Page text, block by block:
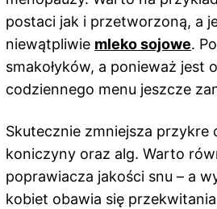
postaci jak i przetworzoną, a
niewątpliwie mleko sojowe.
smakołyków, a ponieważ
codziennego menu jeszcze
Skutecznie zmniejsza
koniczyny oraz alg. Warto
poprawiacza jakości snu – a
kobiet obawia się